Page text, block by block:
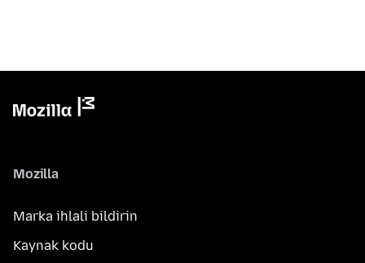
Mozilla
Marka ihlali bildirin
Kaynak kodu